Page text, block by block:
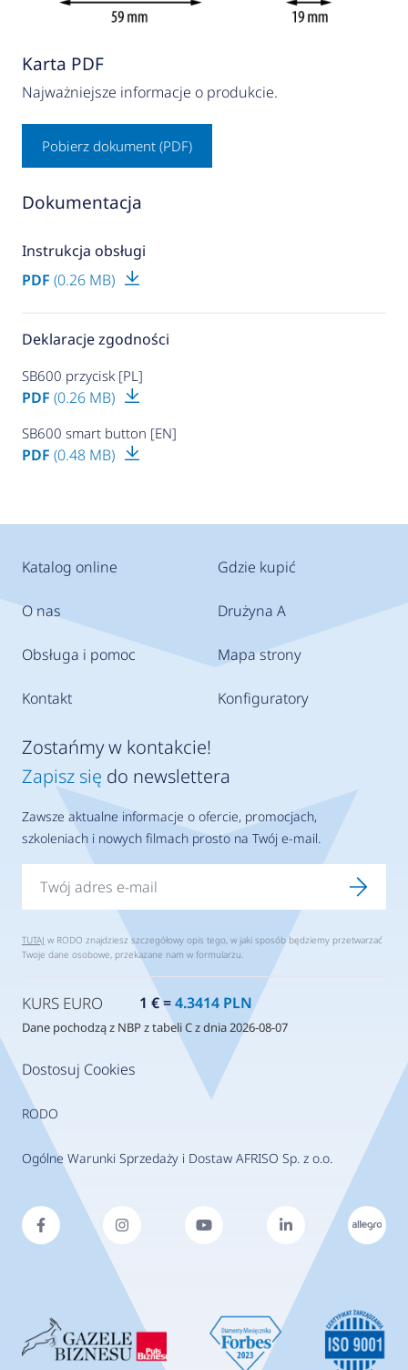
Karta PDF
Najważniejsze informacje o produkcie.
Pobierz dokument (PDF)
Dokumentacja
Instrukcja obsługi
PDF (0.26 MB)
Deklaracje zgodności
SB600 przycisk [PL]
PDF (0.26 MB)
SB600 smart button [EN]
PDF (0.48 MB)
Katalog online
O nas
Obsługa i pomoc
Kontakt
Gdzie kupić
Drużyna A
Mapa strony
Konfiguratory
Dostosuj Cookies
RODO
Ogólne Warunki Sprzedaży i Dostaw AFRISO Sp. z o.o.
Zostańmy w kontakcie!
Zapisz się do newslettera
Zawsze aktualne informacje o ofercie, promocjach,
szkoleniach i nowych filmach prosto na Twój e-mail.
TUTAJ w RODO znajdziesz szczegółowy opis tego, w jaki sposób będziemy przetwarzać
Twoje dane osobowe, przekazane nam w formularzu.
KURS EURO 1 € =4.3414 PLN
Dane pochodzą z NBP z tabeli C z dnia 2026-08-07